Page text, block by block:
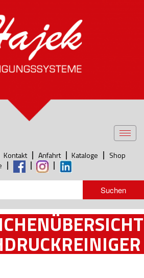
Kontakt Anfahrt Kataloge
Shop